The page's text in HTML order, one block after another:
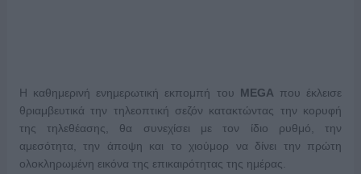
Η καθημερινή ενημερωτική εκπομπή του MEGA που έκλεισε
θριαμβευτικά την τηλεοπτική σεζόν κατακτώντας την κορυφή
της τηλεθέασης, θα συνεχίσει με τον ίδιο ρυθμό, την
αμεσότητα, την άποψη και το χιούμορ να δίνει την πρώτη
ολοκληρωμένη εικόνα της επικαιρότητας της ημέρας.